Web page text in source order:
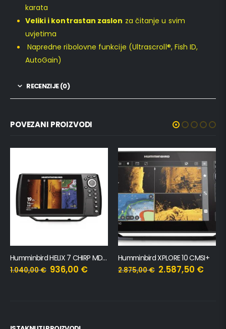
karata
Veliki i kontrastan zaslon za čitanje u svim
uvjetima
Napredne ribolovne funkcije (Ultrascroll®, Fish ID,
AutoGain)
RECENZIJE (0)
POVEZANI PROIZVODI
Humminbird HELIX 7 CHIRP MDI GPS G4N CHO
1.040,00€ 936,00 €
Humminbird XPLORE 10 CMSI+
2.875,00€ 2.587,50 €